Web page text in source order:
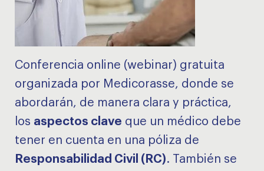
Conferencia online (webinar) gratuita
organizada por Medicorasse, donde se
abordarán, de manera clara y práctica,
los aspectos clave que un médico debe
tener en cuenta en una póliza de
Responsabilidad Civil (RC). También se